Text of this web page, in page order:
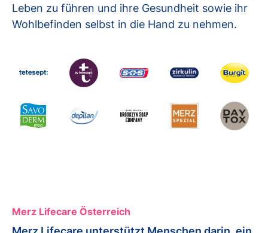
Leben zu führen und ihre Gesundheit sowie ihr
Wohlbefinden selbst in die Hand zu nehmen.
Merz Lifecare Österreich